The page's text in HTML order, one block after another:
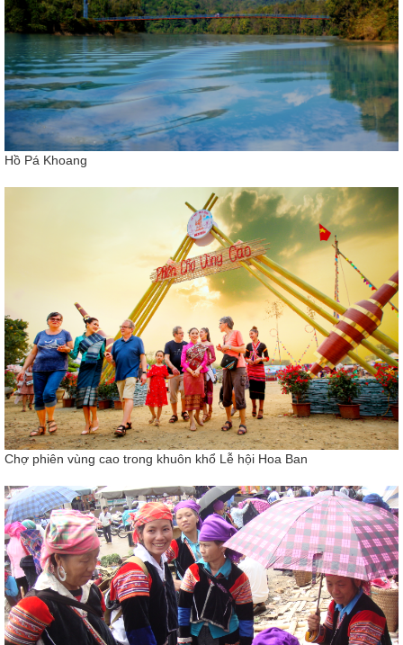
Hồ Pá Khoang
Chợ phiên vùng cao trong khuôn khổ Lễ hội Hoa Ban